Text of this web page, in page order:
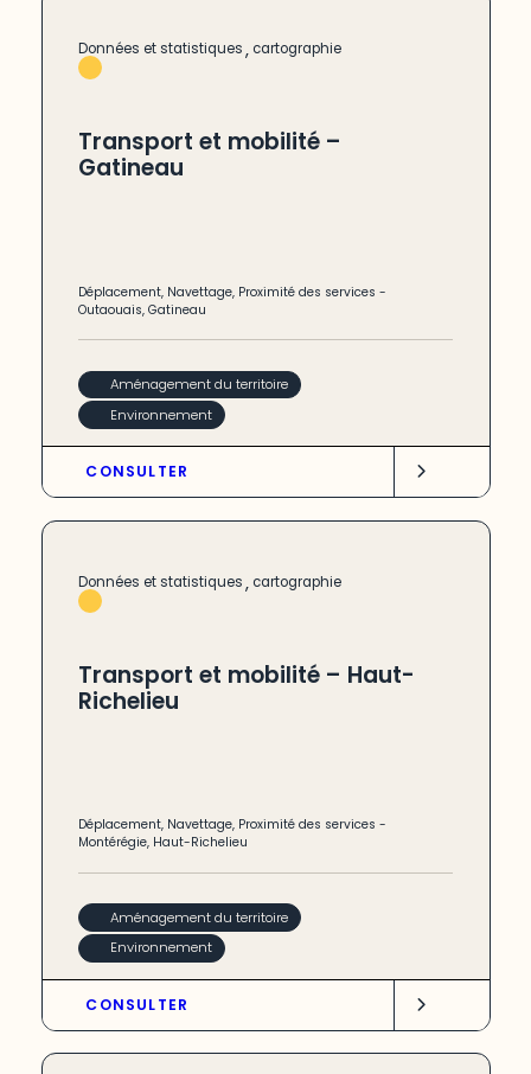
Données et statistiques, cartographie
Transport et mobilité –
Gatineau
Déplacement, Navettage, Proximité des services -
Outaouais,Gatineau
Aménagement du territoire
Environnement
CONSULTER
Données et statistiques, cartographie
Transport et mobilité – Haut-
Richelieu
Déplacement, Navettage, Proximité des services -
Montérégie, Haut-Richelieu
Aménagement du territoire
Environnement
CONSULTER